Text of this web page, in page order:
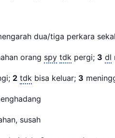
dua/tiga perkara
orang spy tdk pergi; 3 dl
2 tdk bisa keluar; 3
susah